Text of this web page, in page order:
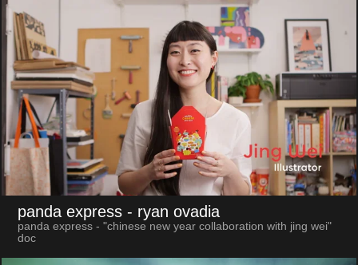
panda express - ryan ovadia
panda express - "chinese new year collaboration with jing wei"
doc